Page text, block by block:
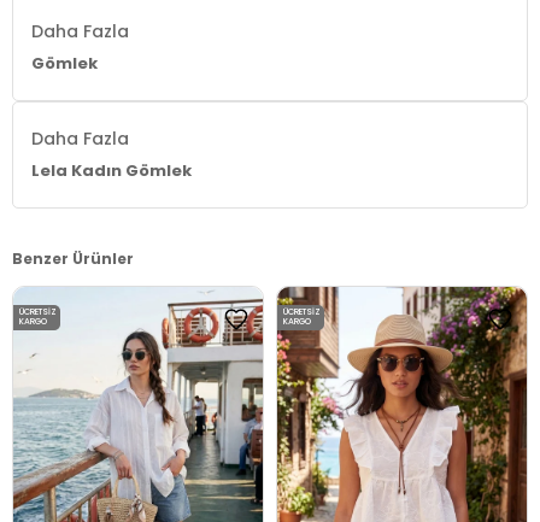
Daha Fazla
Gömlek
Daha Fazla
Lela Kadın Gömlek
Benzer Ürünler
ÜCRETSIZ
KARGO
ÜCRETSIZ
KARGO